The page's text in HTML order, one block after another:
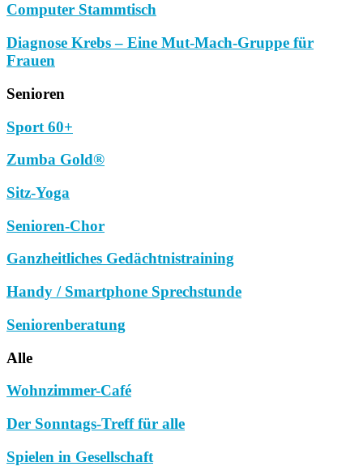
Computer Stammtisch
Diagnose Krebs – Eine Mut-Mach-Gruppe für
Frauen
Senioren
Sport 60+
Zumba Gold®
Sitz-Yoga
Senioren-Chor
Ganzheitliches Gedächtnistraining
Handy / Smartphone Sprechstunde
Seniorenberatung
Alle
Wohnzimmer-Café
Der Sonntags-Treff für alle
Spielen in Gesellschaft